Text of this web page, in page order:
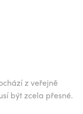
z veřejně
být zcela přesné.